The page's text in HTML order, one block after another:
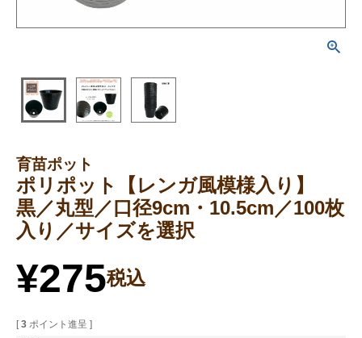
育苗ポット
ポリポット【レンガ風模様入り】
黒／丸型／口径9cm・10.5cm／100枚
入り／サイズを選択
¥275税込
[ 3 ポイント進呈 ]